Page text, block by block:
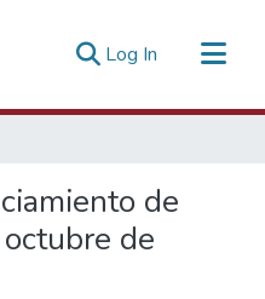
Log In (current)
de
de